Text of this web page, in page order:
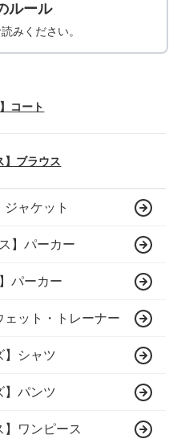
ルール
みください。
コート
】ブラウス
ジャケット
】パーカー
パーカー
ェット・トレーナー
】シャツ
】パンツ
】ワンピース